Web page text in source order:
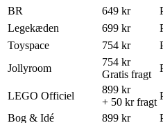
BR 649 kr
Legekæden 699 kr
Toyspace 754 kr
Jollyroom
754 kr
Gratis fragt
LEGO Officiel
899 kr
+ 50 kr fragt
Bog & Idé 899 kr